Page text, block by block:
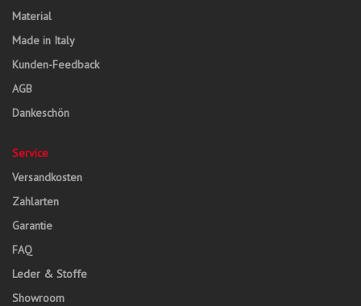
Material
Made in Italy
Kunden-Feedback
AGB
Dankeschön
Service
Versandkosten
Zahlarten
Garantie
FAQ
Leder & Stoffe
Showroom